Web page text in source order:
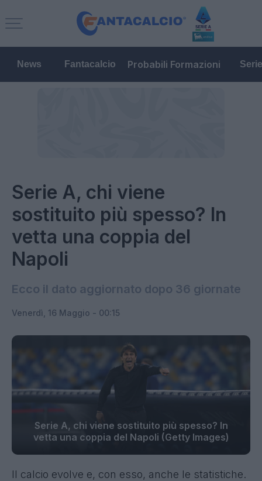
News Fantacalcio Probabili Formazioni
Serie A, chi viene
sostituito più spesso? In
vetta una coppia del
Napoli
Ecco il dato aggiornato dopo 36 giornate
Venerdì, 16 Maggio - 00:15
Serie A, chi viene sostituito più spesso? In
vetta una coppia del Napoli (Getty Images)
Il calcio evolve e, con esso, anche le statistiche.